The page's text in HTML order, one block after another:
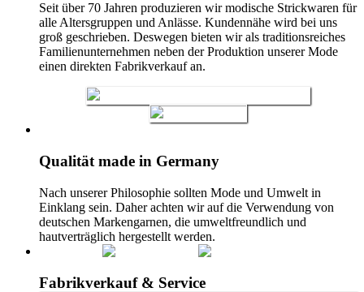
Seit über 70 Jahren produzieren wir modische Strickwaren für
alle Altersgruppen und Anlässe. Kundennähe wird bei uns
groß geschrieben. Deswegen bieten wir als traditionsreiches
Familienunternehmen neben der Produktion unserer Mode
einen direkten Fabrikverkauf an.
Qualität made in Germany
Nach unserer Philosophie sollten Mode und Umwelt in
Einklang sein. Daher achten wir auf die Verwendung von
deutschen Markengarnen, die umweltfreundlich und
hautverträglich hergestellt werden.
Fabrikverkauf & Service